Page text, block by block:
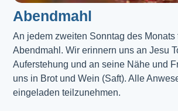
Abendmahl​
An jedem zweiten Sonntag des Monats
Abendmahl. Wir erinnern uns an Jesu
Auferstehung und an seine Nähe und
uns in Brot und Wein (Saft). Alle
eingeladen teilzunehmen.